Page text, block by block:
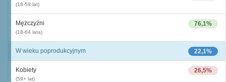
(18-59 lat)
76,1%
Mężczyźni
(18-64 lata)
22,1%
W wieku poprodukcyjnym
26,5%
Kobiety
(59+ lat)